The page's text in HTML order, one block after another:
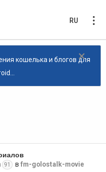
RU
×
кошелька и блогов для
91 в fm-golostalk-movie